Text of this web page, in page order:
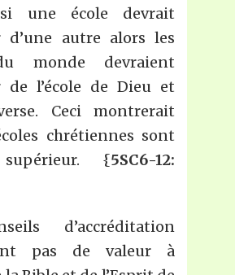
une école devrait
d’une autre alors les
monde devraient
de l’école de Dieu et
Ceci montrerait
chrétiennes sont
supérieur. {5SC6-12:
d’accréditation
pas de valeur à